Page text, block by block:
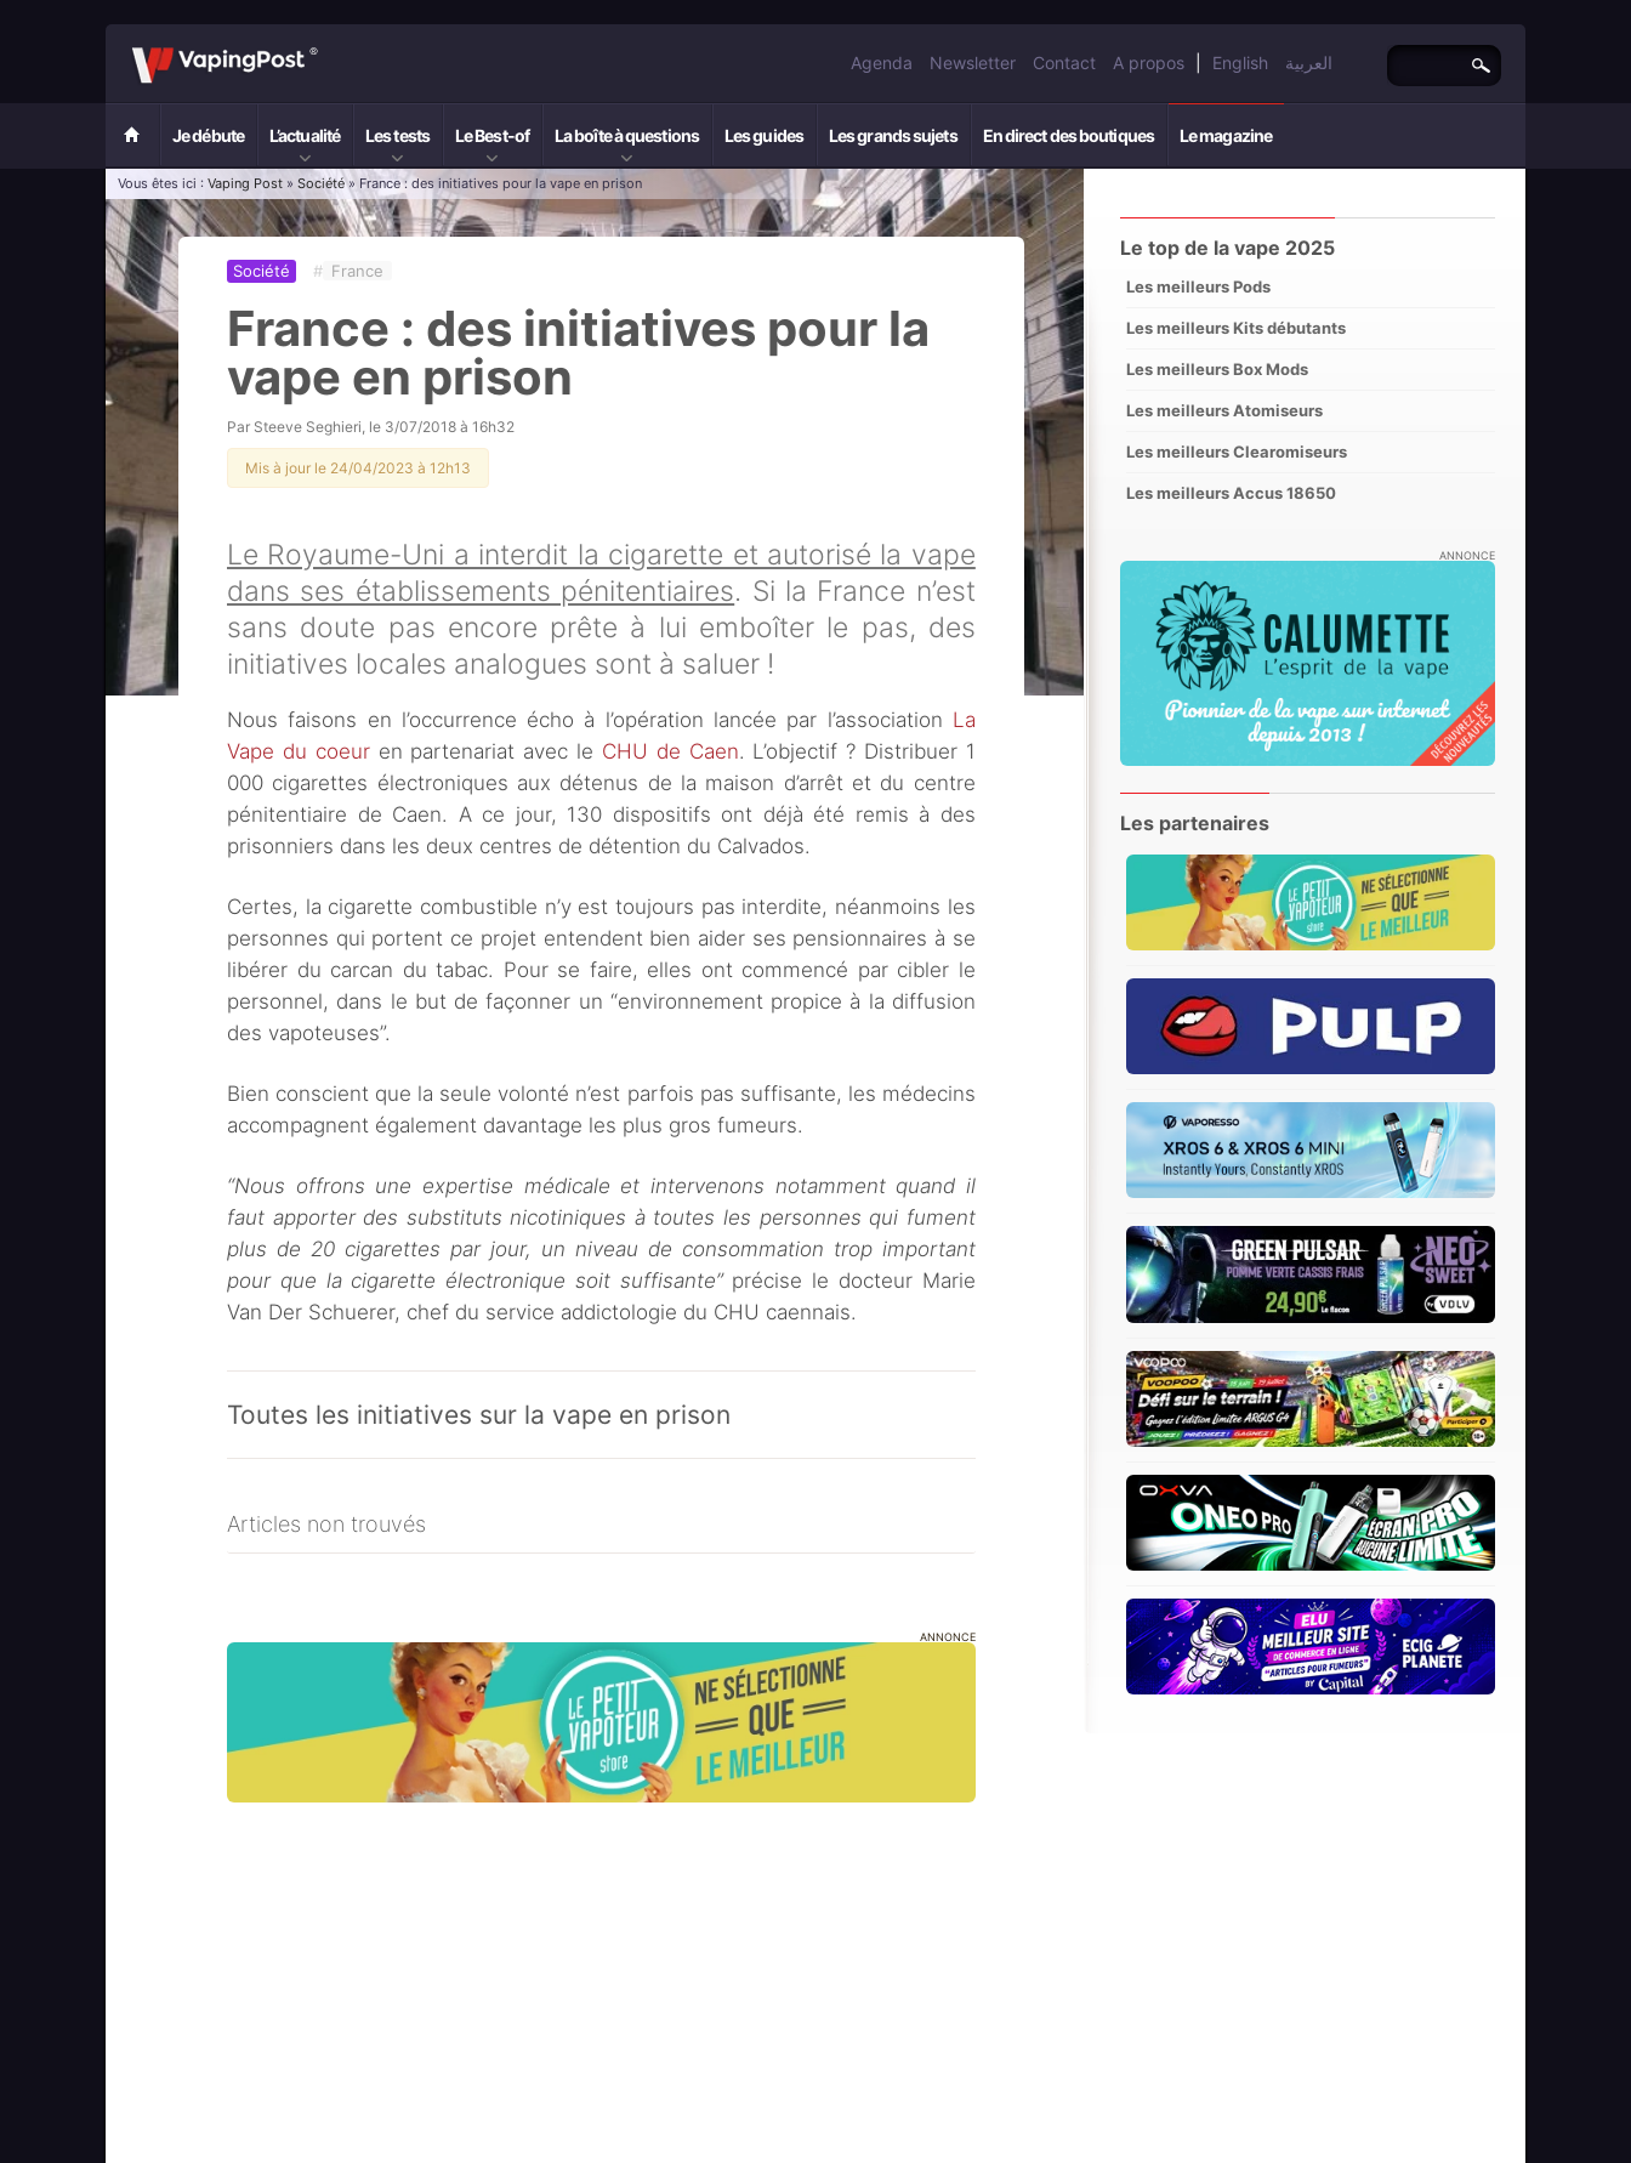
Agenda Newsletter Contact A propos English العربية
Je débute L’actualité Les tests Le Best-of La boîte à questions Les guides Les grands sujets En direct des boutiques Le magazine
Vous êtes ici : Vaping Post » Société» France : des initiatives pour la vape en prison
Société # France
France : des initiatives pour la
vape en prison
Par Steeve Seghieri, le 3/07/2018 à 16h32
Mis à jour le 24/04/2023 à 12h13
Le Royaume-Uni a interdit la cigarette et autorisé la vape
dans ses établissements pénitentiaires. Si la France n’est
sans doute pas encore prête à lui emboîter le pas, des
initiatives locales analogues sont à saluer !
Nous faisons en l’occurrence écho à l’opération lancée par l’association La
Vape du coeuren partenariat avec le CHU de Caen. L’objectif ? Distribuer 1
000 cigarettes électroniques aux détenus de la maison d’arrêt et du centre
pénitentiaire de Caen. A ce jour, 130 dispositifs ont déjà été remis à des
prisonniers dans les deux centres de détention du Calvados.
Certes, la cigarette combustible n’y est toujours pas interdite, néanmoins les
personnes qui portent ce projet entendent bien aider ses pensionnaires à se
libérer du carcan du tabac. Pour se faire, elles ont commencé par cibler le
personnel, dans le but de façonner un “environnement propice à la diffusion
des vapoteuses”.
Bien conscient que la seule volonté n’est parfois pas suffisante, les médecins
accompagnent également davantage les plus gros fumeurs.
“Nous offrons une expertise médicale et intervenons notamment quand il
faut apporter des substituts nicotiniques à toutes les personnes qui fument
plus de 20 cigarettes par jour, un niveau de consommation trop important
pour que la cigarette électronique soit suffisante”précise le docteur Marie
Van Der Schuerer, chef du service addictologie du CHU caennais.
Toutes les initiatives sur la vape en prison
Articles non trouvés
ANNONCE
Le top de la vape 2025
Les meilleurs Pods
Les meilleurs Kits débutants
Les meilleurs Box Mods
Les meilleurs Atomiseurs
Les meilleurs Clearomiseurs
Les meilleurs Accus 18650
ANNONCE
Les partenaires